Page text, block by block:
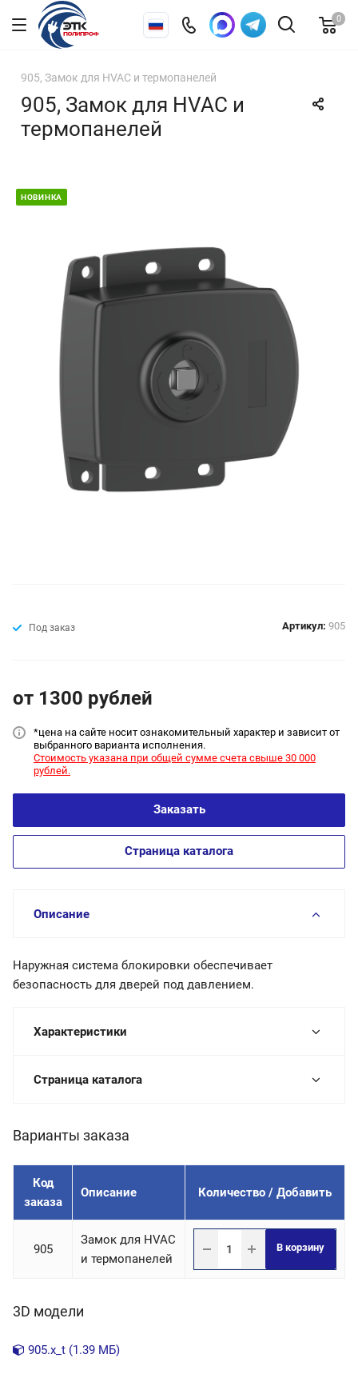
0
905, Замок для HVAC и термопанелей
905, Замок для HVAC и
термопанелей
НОВИНКА
Под заказ Артикул: 905
от 1300 рублей
*цена на сайте носит ознакомительный характер и зависит от
выбранного варианта исполнения.
Стоимость указана при общей сумме счета свыше 30 000
рублей.
Заказать
Страница каталога
Описание
Наружная система блокировки обеспечивает
безопасность для дверей под давлением.
Характеристики
Страница каталога
Варианты заказа
Код
заказа
Описание Количество / Добавить
905
Замок для HVAC
и термопанелей
В корзину
3D модели
905.x_t (1.39 МБ)